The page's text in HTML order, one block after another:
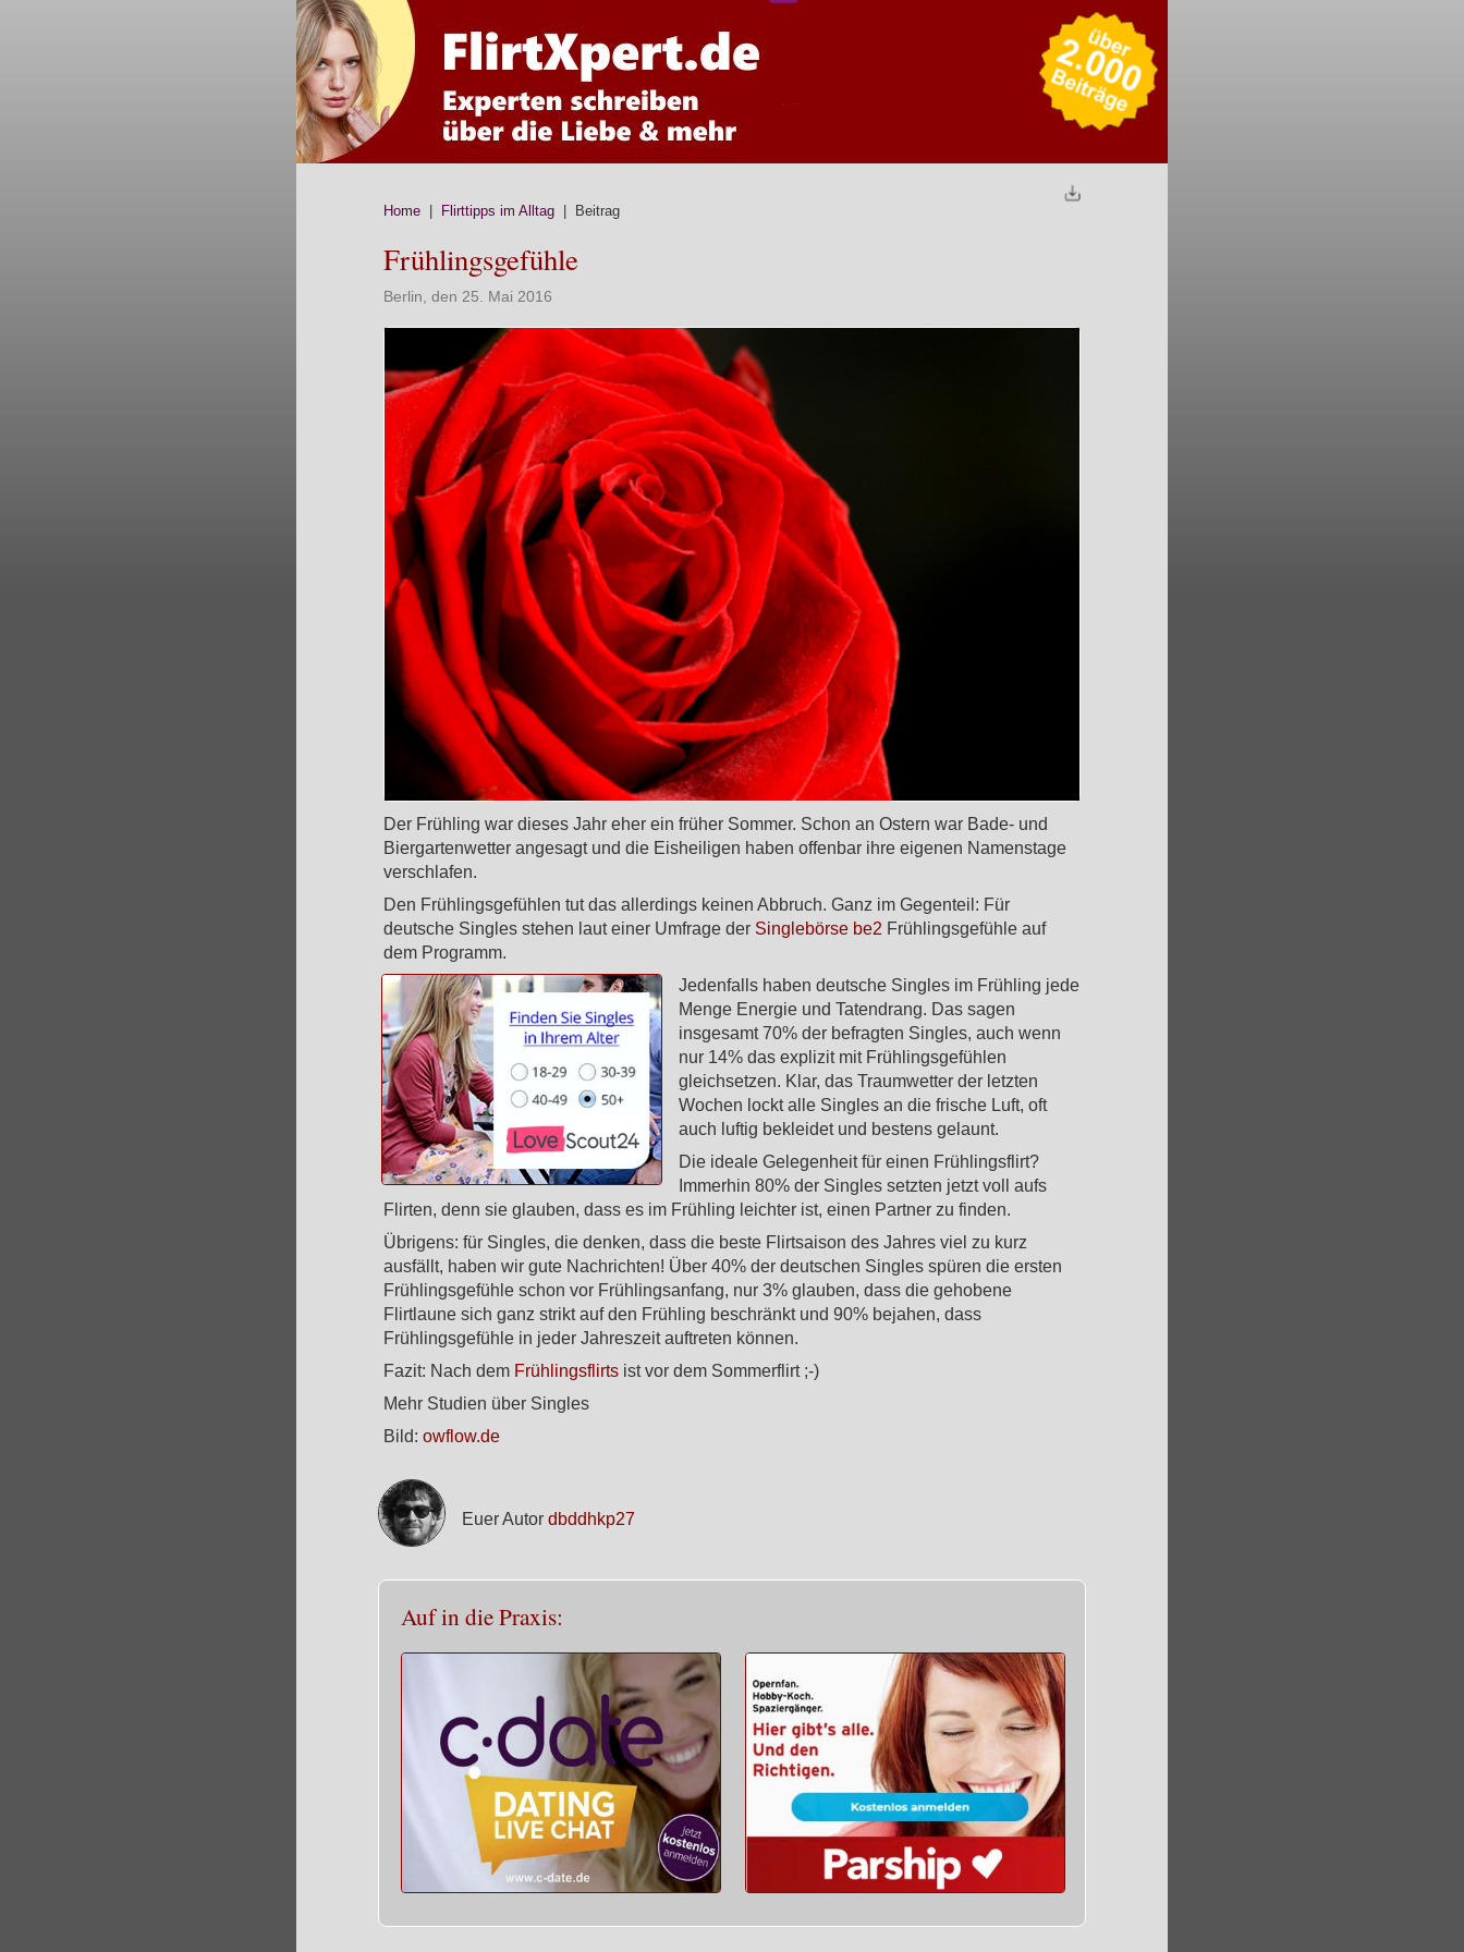
Home Flirttipps im Alltag | Beitrag
Frühlingsgefühle
Berlin, den 25. Mai 2016
Der Frühling war dieses Jahr eher ein früher Sommer. Schon an Ostern war Bade- und
Biergartenwetter angesagt und die Eisheiligen haben offenbar ihre eigenen Namenstage
verschlafen.
Den Frühlingsgefühlen tut das allerdings keinen Abbruch. Ganz im Gegenteil: Für
deutsche Singles stehen laut einer Umfrage der Singlebörse be2 Frühlingsgefühle auf
dem Programm.
Jedenfalls haben deutsche Singles im Frühling jede
Menge Energie und Tatendrang. Das sagen
insgesamt 70% der befragten Singles, auch wenn
nur 14% das explizit mit Frühlingsgefühlen
gleichsetzen. Klar, das Traumwetter der letzten
Wochen lockt alle Singles an die frische Luft, oft
auch luftig bekleidet und bestens gelaunt.
Die ideale Gelegenheit für einen Frühlingsflirt?
Immerhin 80% der Singles setzten jetzt voll aufs
Flirten, denn sie glauben, dass es im Frühling leichter ist, einen Partner zu finden.
Übrigens: für Singles, die denken, dass die beste Flirtsaison des Jahres viel zu kurz
ausfällt, haben wir gute Nachrichten! Über 40% der deutschen Singles spüren die ersten
Frühlingsgefühle schon vor Frühlingsanfang, nur 3% glauben, dass die gehobene
Flirtlaune sich ganz strikt auf den Frühling beschränkt und 90% bejahen, dass
Frühlingsgefühle in jeder Jahreszeit auftreten können.
Fazit: Nach dem Frühlingsflirts ist vor dem Sommerflirt ;-)
Mehr Studien über Singles
Bild: owflow.de
Euer Autor dbddhkp27
Auf in die Praxis: